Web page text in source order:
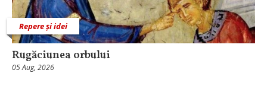
Repere și idei
Rugăciunea orbului
05 Aug, 2026